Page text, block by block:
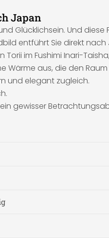
Japan
Glücklichsein. Und
entführt Sie direkt
im Fushimi Inari-
Wärme aus, die den
und elegant zugleich.
gewisser